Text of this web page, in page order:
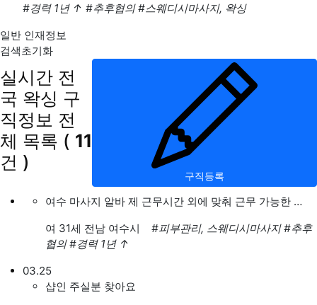
#경력 1년 ↑ #추후협의 #스웨디시마사지, 왁싱
일반 인재정보
검색초기화
실시간 전
국 왁싱 구
직정보 전
체 목록 ( 11
건 )
구직등록
여수 마사지 알바 제 근무시간 외에 맞춰 근무 가능한 …
여 31세 전남 여수시 #피부관리, 스웨디시마사지 #추후
협의 #경력 1년 ↑
03.25
샵인 주실분 찾아요